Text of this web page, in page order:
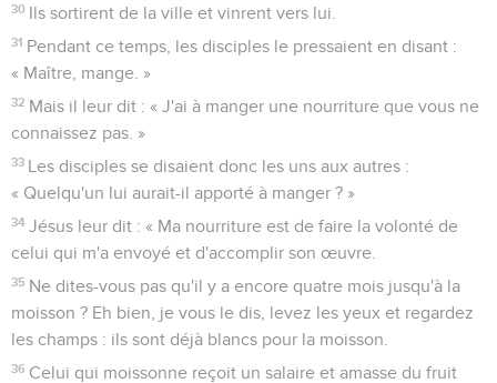
30 Ils sortirent de la ville et vinrent vers lui.
31 Pendant ce temps, les disciples le pressaient en disant :
« Maître, mange. »
32 Mais il leur dit : « J'ai à manger une nourriture que vous ne
connaissez pas. »
33 Les disciples se disaient donc les uns aux autres :
« Quelqu'un lui aurait-il apporté à manger ? »
34 Jésus leur dit : « Ma nourriture est de faire la volonté de
celui qui m'a envoyé et d'accomplir son œuvre.
35 Ne dites-vous pas qu'il y a encore quatre mois jusqu'à la
moisson ? Eh bien, je vous le dis, levez les yeux et regardez
les champs : ils sont déjà blancs pour la moisson.
36 Celui qui moissonne reçoit un salaire et amasse du fruit